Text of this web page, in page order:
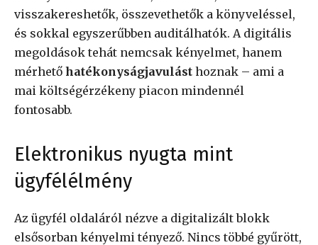
visszakereshetők, összevethetők a könyveléssel,
és sokkal egyszerűbben auditálhatók. A digitális
megoldások tehát nemcsak kényelmet, hanem
mérhető hatékonyságjavulást hoznak – ami a
mai költségérzékeny piacon mindennél
fontosabb.
Elektronikus nyugta mint
ügyfélélmény
Az ügyfél oldaláról nézve a digitalizált blokk
elsősorban kényelmi tényező. Nincs többé gyűrött,